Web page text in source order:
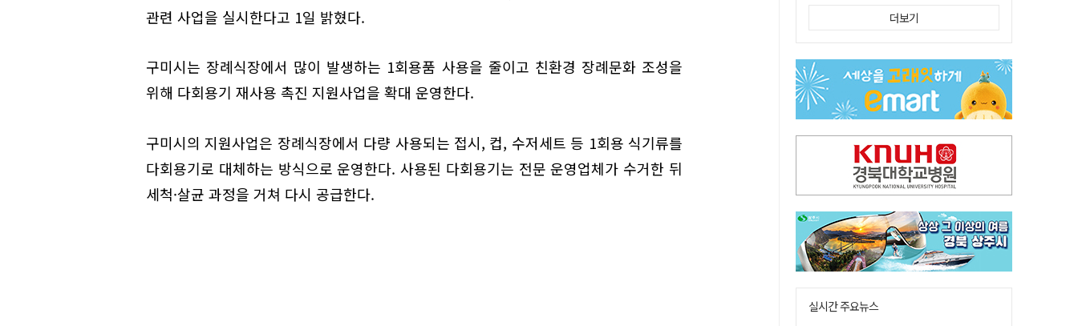
관련 사업을 실시한다고 1일 밝혔다.
구미시는 장례식장에서 많이 발생하는 1회용품 사용을 줄이고 친환경 장례문화 조성을
위해 다회용기 재사용 촉진 지원사업을 확대 운영한다.
구미시의 지원사업은 장례식장에서 다량 사용되는 접시, 컵, 수저세트 등 1회용 식기류를
다회용기로 대체하는 방식으로 운영한다. 사용된 다회용기는 전문 운영업체가 수거한 뒤
세척·살균 과정을 거쳐 다시 공급한다.
'외도 의심' 아내 화장실에 묶고 불에 달군 공구로 고문…남편 검거
통합 고속철 할인 '반짝 3년'…이후 요금 도로 오른다?
한국 축구, 심판 성접대 경기서 '무패'…당시 올림픽 감독은 홍명보 [영상]
경찰, 9월 초부터 상피제 전격 실시…가족 사건 수사 못해
더보기
실시간 주요뉴스